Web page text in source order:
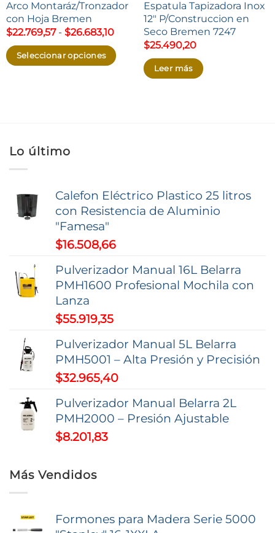
Arco Montaráz/Tronzador
con Hoja Bremen
$22.769,57 - $26.683,10Rango
precios:
desde
$22.769,57
Seleccionar opciones
Las
opciones
pueden
elegir
página
de
producto
Espatula Tapizadora Inox
12″ P/Construccion en
Seco Bremen 7247
$25.490,20
Leer más
Lo último
Calefon Eléctrico Plastico 25 litros
con Resistencia de Aluminio
"Famesa"
$16.508,66
Pulverizador Manual 16L Belarra
PMH1600 Profesional Mochila con
Lanza
$55.919,35
Pulverizador Manual 5L Belarra
PMH5001 – Alta Presión y Precisión
$32.965,40
Pulverizador Manual Belarra 2L
PMH2000 – Presión Ajustable
$8.201,83
Más Vendidos
Formones para Madera Serie 5000